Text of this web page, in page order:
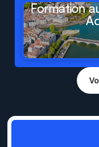
Formation